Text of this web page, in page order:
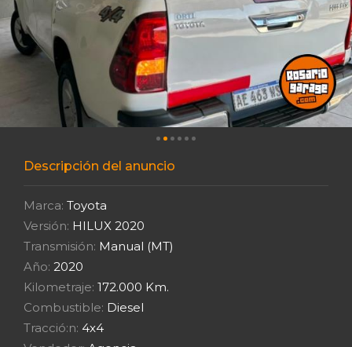
Descripción del anuncio
Marca: Toyota
Versión: HILUX 2020
Transmisión: Manual (MT)
Año: 2020
Kilometraje: 172.000 Km.
Combustible: Diesel
Tracció:n: 4x4